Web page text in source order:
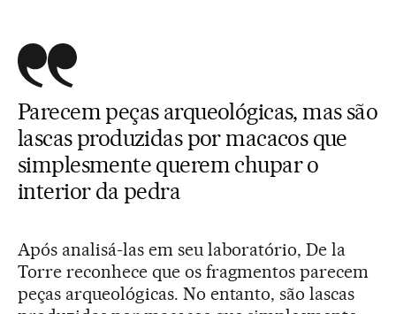
Parecem peças arqueológicas, mas são
lascas produzidas por macacos que
simplesmente querem chupar o
interior da pedra
Após analisá-las em seu laboratório, De la
Torre reconhece que os fragmentos parecem
peças arqueológicas. No entanto, são lascas